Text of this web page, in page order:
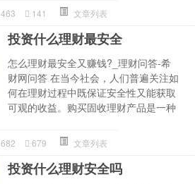
463 141 文章列表
投资什么理财最安全
怎么理财最安全又赚钱?_理财问答-希
财网问答 在当今社会，人们普遍关注如
何在理财过程中既保证安全性又能获取
可观的收益。购买固收理财产品是一种
682 679 文章列表
投资什么理财安全吗